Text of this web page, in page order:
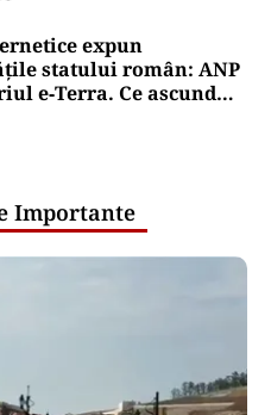
expun
statului român: ANP
e‑Terra. Ce ascund
Importante